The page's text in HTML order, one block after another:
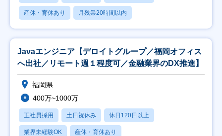
産休・育休あり 月残業20時間以内
Javaエンジニア【デロイトグループ／福岡オフィス
へ出社／リモート週１程度可／金融業界のDX推進】
福岡県
400万~1000万
正社員採用 土日祝休み 休日120日以上
業界未経験OK 産休・育休あり